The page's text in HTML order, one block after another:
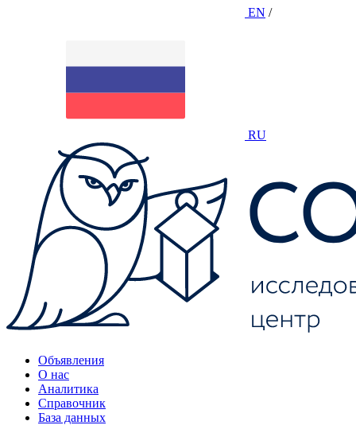
EN /
RU
Объявления
О нас
Аналитика
Справочник
База данных